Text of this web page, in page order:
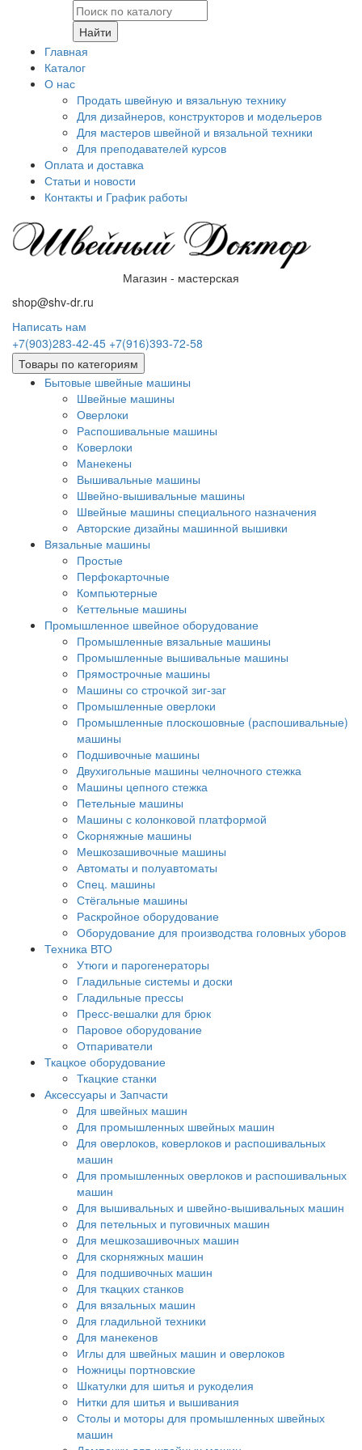
Найти
Главная
Каталог
О нас
Продать швейную и вязальную технику
Для дизайнеров, конструкторов и модельеров
Для мастеров швейной и вязальной техники
Для преподавателей курсов
Оплата и доставка
Статьи и новости
Контакты и График работы
Магазин - мастерская
shop@shv-dr.ru
Написать нам
+7(903)283-42-45 +7(916)393-72-58
Товары по категориям
Бытовые швейные машины
Швейные машины
Оверлоки
Распошивальные машины
Коверлоки
Манекены
Вышивальные машины
Швейно-вышивальные машины
Швейные машины специального назначения
Авторские дизайны машинной вышивки
Вязальные машины
Простые
Перфокарточные
Компьютерные
Кеттельные машины
Промышленное швейное оборудование
Промышленные вязальные машины
Промышленные вышивальные машины
Прямострочные машины
Машины со строчкой зиг-заг
Промышленные оверлоки
Промышленные плоскошовные (распошивальные)
машины
Подшивочные машины
Двухигольные машины челночного стежка
Машины цепного стежка
Петельные машины
Машины с колонковой платформой
Cкорняжные машины
Мешкозашивочные машины
Автоматы и полуавтоматы
Спец. машины
Стёгальные машины
Раскройное оборудование
Оборудование для производства головных уборов
Техника ВТО
Утюги и парогенераторы
Гладильные системы и доски
Гладильные прессы
Пресс-вешалки для брюк
Паровое оборудование
Отпариватели
Ткацкое оборудование
Ткацкие станки
Аксессуары и Запчасти
Для швейных машин
Для промышленных швейных машин
Для оверлоков, коверлоков и распошивальных
машин
Для промышленных оверлоков и распошивальных
машин
Для вышивальных и швейно-вышивальных машин
Для петельных и пуговичных машин
Для мешкозашивочных машин
Для скорняжных машин
Для подшивочных машин
Для ткацких станков
Для вязальных машин
Для гладильной техники
Для манекенов
Иглы для швейных машин и оверлоков
Ножницы портновские
Шкатулки для шитья и рукоделия
Нитки для шитья и вышивания
Столы и моторы для промышленных швейных
машин